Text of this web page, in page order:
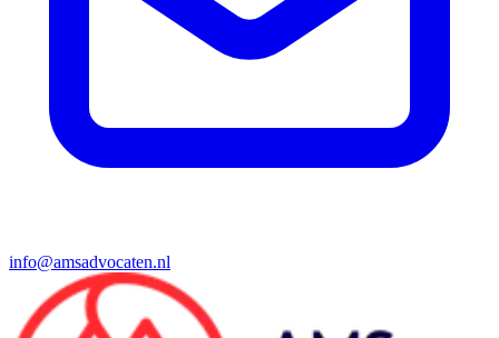
info@amsadvocaten.nl